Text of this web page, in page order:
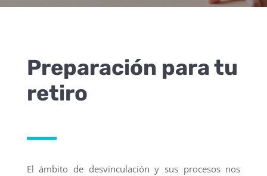
Preparación para tu
retiro
El ámbito de desvinculación y sus procesos nos